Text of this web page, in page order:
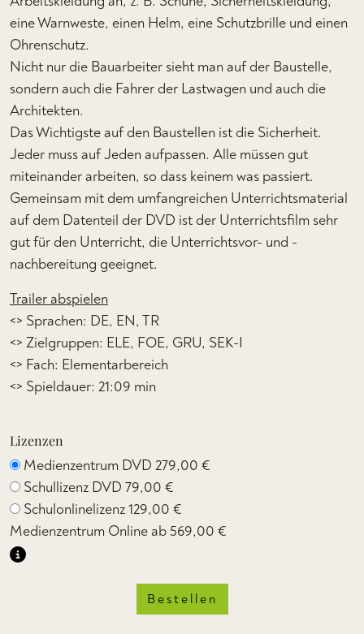
eine Warnweste, einen Helm, eine Schutzbrille und einen
Ohrenschutz.
Nicht nur die Bauarbeiter sieht man auf der Baustelle,
sondern auch die Fahrer der Lastwagen und auch die
Architekten.
Das Wichtigste auf den Baustellen ist die Sicherheit.
Jeder muss auf Jeden aufpassen. Alle müssen gut
miteinander arbeiten, so dass keinem was passiert.
Gemeinsam mit dem umfangreichen Unterrichtsmaterial
auf dem Datenteil der DVD ist der Unterrichtsfilm sehr
gut für den Unterricht, die Unterrichtsvor- und -
nachbereitung geeignet.
Trailer abspielen
<> Sprachen: DE, EN, TR
<> Zielgruppen: ELE, FOE, GRU, SEK-I
<> Fach: Elementarbereich
<> Spieldauer: 21:09 min
Lizenzen
Medienzentrum DVD 279,00 €
Schullizenz DVD 79,00 €
Schulonlinelizenz129,00 €
Medienzentrum Online ab569,00 €
Bestellen